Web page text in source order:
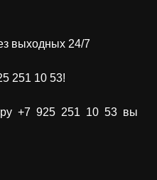
выходных 24/7
251 10 53!
+7 925 251 10 53 вы